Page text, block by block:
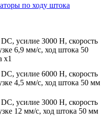
по ходу штока
усилие 3000 Н, скорость
6,9 мм/с, ход штока 50
x1
усилие 6000 Н, скорость
4,5 мм/с, ход штока 50 мм
усилие 3000 Н, скорость
12 мм/с, ход штока 50 мм